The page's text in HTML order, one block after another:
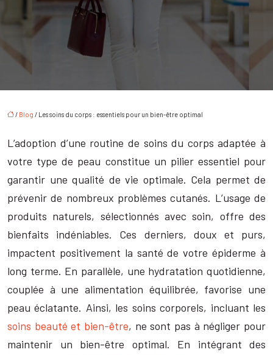
/ Blog / Les soins du corps : essentiels pour un bien-être optimal
L’adoption d’une routine de soins du corps adaptée à
votre type de peau constitue un pilier essentiel pour
garantir une qualité de vie optimale. Cela permet de
prévenir de nombreux problèmes cutanés. L’usage de
produits naturels, sélectionnés avec soin, offre des
bienfaits indéniables. Ces derniers, doux et purs,
impactent positivement la santé de votre épiderme à
long terme. En parallèle, une hydratation quotidienne,
couplée à une alimentation équilibrée, favorise une
peau éclatante. Ainsi, les soins corporels, incluant les
soins beauté et bien-être, ne sont pas à négliger pour
maintenir un bien-être optimal. En intégrant des